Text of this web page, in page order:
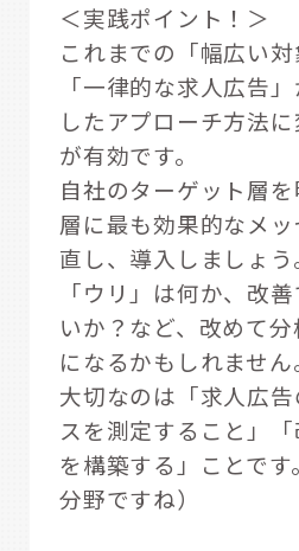
＜実践ポイント！＞
これまでの「幅広い
「一律的な求人広告
したアプローチ方法
が有効です。
自社のターゲット層
層に最も効果的なメ
直し、導入しましょ
「ウリ」は何か、改
いか？など、改めて
になるかもしれません
大切なのは「求人広
スを測定すること」
を構築する」ことで
分野ですね）